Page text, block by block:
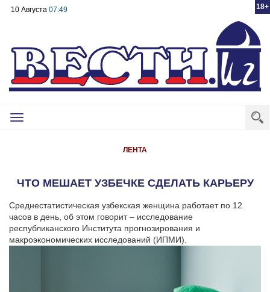
18+
10 Августа 07:49
Toggle
ЛЕНТА
ЧТО МЕШАЕТ УЗБЕЧКЕ СДЕЛАТЬ КАРЬЕРУ
Среднестатистическая узбекская женщина работает по 12
часов в день, об этом говорит – исследование
республиканского Института прогнозирования и
макроэкономических исследований (ИПМИ).